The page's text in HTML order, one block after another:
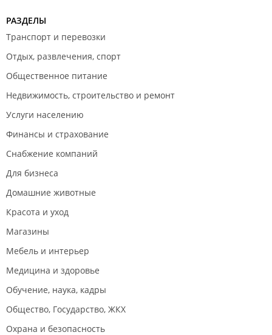
РАЗДЕЛЫ
Транспорт и перевозки
Отдых, развлечения, спорт
Общественное питание
Недвижимость, строительство и ремонт
Услуги населению
Финансы и страхование
Снабжение компаний
Для бизнеса
Домашние животные
Красота и уход
Магазины
Мебель и интерьер
Медицина и здоровье
Обучение, наука, кадры
Общество, Государство, ЖКХ
Охрана и безопасность